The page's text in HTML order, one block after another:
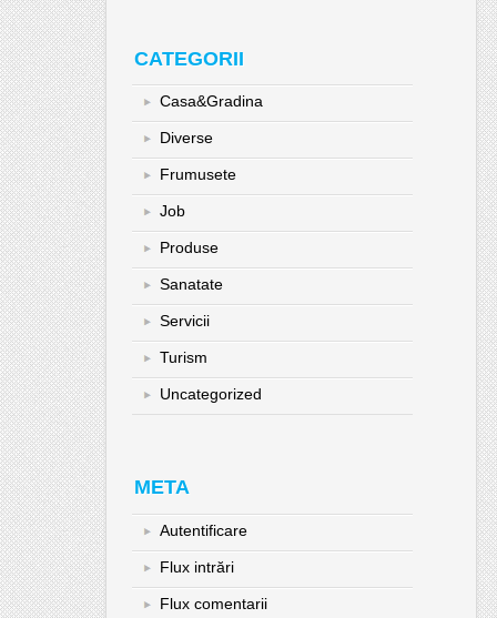
CATEGORII
Casa&Gradina
Diverse
Frumusete
Job
Produse
Sanatate
Servicii
Turism
Uncategorized
META
Autentificare
Flux intrări
Flux comentarii